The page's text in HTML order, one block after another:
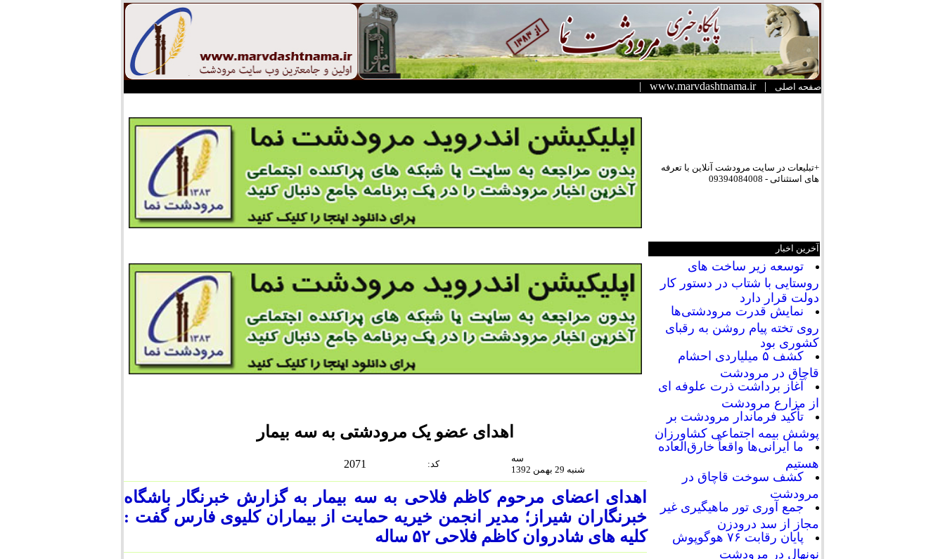
صفحه اصلی |
www.marvdashtnama.ir
|
+تبلیعات در سایت مرودشت آنلاین با تعرفه
های استثنائی - 09394084008
آخرین اخبار
توسعه زیر ساخت های
روستایی با شتاب در دستور کار
دولت قرار دارد
نمایش قدرت مرودشتی‌ها
روی تخته پیام روشن به رقبای
کشوری بود
کشف ۵ میلیاردی احشام
قاچاق در مرودشت
آغاز برداشت ذرت علوفه ای
از مزارع مرودشت
تأکید فرماندار مرودشت بر
پوشش بیمه اجتماعی کشاورزان
ما ایرانی‌ها واقعاً خارق‌العاده
هستیم
کشف سوخت قاچاق در
مرودشت
جمع آوری تور ماهیگیری غیر
مجاز از سد درودزن
پایان رقابت‌ ۷۶ هوگوپوش
نونهال در مرودشت
اهدای عضو یک مرودشتی به سه بیمار
2071 :كد
سه
شنبه 29 بهمن 1392
اهدای اعضای مرحوم کاظم فلاحی به سه بیمار به گزارش خبرنگار باشگاه
خبرنگاران شیراز؛ مدیر انجمن خیریه حمایت از بیماران کلیوی فارس گفت :
کلیه های شادروان کاظم فلاحی ۵۲ ساله